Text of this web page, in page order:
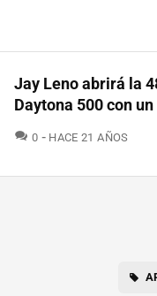
Jay Leno abrirá la
Daytona 500 con un
0 COMENTARIOS
HACE 21 AÑOS